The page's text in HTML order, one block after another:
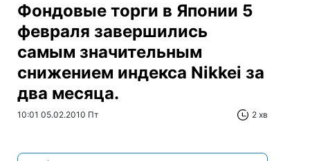
Фондовые торги в Японии 5
февраля завершились
самым значительным
снижением индекса Nikkei за
два месяца.
10:01 05.02.2010 Пт 2 хв